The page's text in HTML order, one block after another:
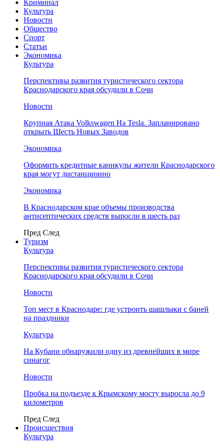
Криминал
Культура
Новости
Общество
Спорт
Статьи
Экономика
Культура
Перспективы развития туристического сектора
Краснодарского края обсудили в Сочи
Новости
Крупная Атака Volkswagen На Tesla. Запланировано
открыть Шесть Новых Заводов
Экономика
Оформить кредитные каникулы жители Краснодарского
края могут дистанционно
Экономика
В Краснодарском крае объемы производства
антисептических средств выросли в шесть раз
Пред След
Туризм
Культура
Перспективы развития туристического сектора
Краснодарского края обсудили в Сочи
Новости
Топ мест в Краснодаре: где устроить шашлыки с баней
на праздники
Культура
На Кубани обнаружили одну из древнейших в мире
синагог
Новости
Пробка на подъезде к Крымскому мосту выросла до 9
километров
Пред След
Происшествия
Культура